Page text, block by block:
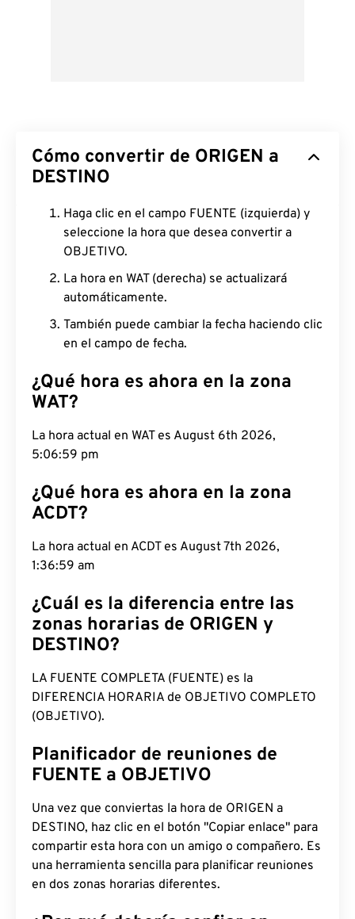
Cómo convertir de ORIGEN a
DESTINO
Haga clic en el campo FUENTE (izquierda) y
seleccione la hora que desea convertir a
OBJETIVO.
La hora en WAT (derecha) se actualizará
automáticamente.
También puede cambiar la fecha haciendo clic
en el campo de fecha.
¿Qué hora es ahora en la zona
WAT?
La hora actual en WAT es August 6th 2026, 5:07:00
pm
¿Qué hora es ahora en la zona
ACDT?
La hora actual en ACDT es August 7th 2026, 1:37:00
am
¿Cuál es la diferencia entre las
zonas horarias de ORIGEN y
DESTINO?
LA FUENTE COMPLETA (FUENTE) es la
DIFERENCIA HORARIA de OBJETIVO COMPLETO
(OBJETIVO).
Planificador de reuniones de
FUENTE a OBJETIVO
Una vez que conviertas la hora de ORIGEN a
DESTINO, haz clic en el botón "Copiar enlace" para
compartir esta hora con un amigo o compañero. Es
una herramienta sencilla para planificar reuniones
en dos zonas horarias diferentes.